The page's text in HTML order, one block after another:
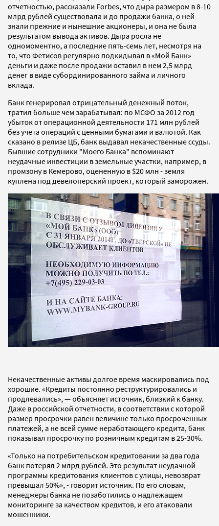
отчетностью, рассказали Forbes, что дыра размером в 8-10
млрд рублей существовала и до продажи банка, о ней
знали прежние и нынешние акционеры, и она не была
результатом вывода активов. Дыра росла не
одномоментно, а последние пять-семь лет, несмотря на
то, что Фетисов регулярно подкидывал в «Мой Банк»
деньги и даже после продажи оставил в нем 2,5 млрд
денег в виде субординированного займа и личного
вклада.
Банк генерировал отрицательный денежный поток,
тратил больше чем зарабатывал: по МСФО за 2012 год
убыток от операционной деятельности 171 млн рублей
без учета операций с ценными бумагами и валютой. Как
сказано в релизе ЦБ, банк выдавал некачественные ссуды.
Бывшие сотрудники "Моего Банка" вспоминают
неудачные инвестиции в земельные участки, например, в
промзону в Кемерово, оцененную в $20 млн - земля
куплена под девелоперский проект, который заморожен.
Некачественные активы долгое время маскировались под
хорошие. «Кредиты постоянно реструктурировались и
продлевались», — объясняет источник, близкий к банку.
Даже в российской отчетности, в соответствии с которой
размер просрочки равен величине только просроченных
платежей, а не всей сумме неработающего кредита, банк
показывал просрочку по розничным кредитам в 25-30%.
«Только на потребительском кредитовании за два года
банк потерял 2 млрд рублей. Это результат неудачной
программы кредитования клиентов с улицы, невозврат
превышал 50%», - говорит источник. По его словам,
менеджеры банка не позаботились о надлежащем
мониторинге за качеством кредитов, и его атаковали
мошенники.